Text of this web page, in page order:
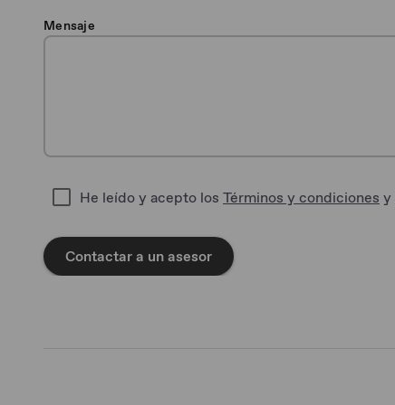
Mensaje
He leído y acepto los Términos y condiciones y
Contactar a un asesor